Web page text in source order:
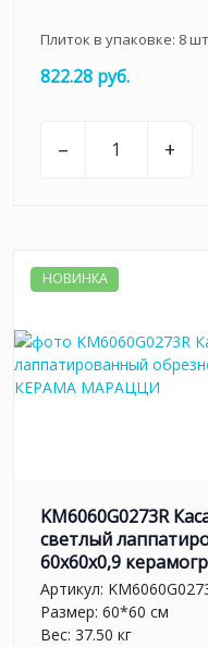
Плиток в упаковке: 8шт
822.28 руб.
– +
НОВИНКА
KM6060G0273R
светлый
60x60x0,9
Артикул:
Размер: 60*60 см
Вес: 37.50 кг